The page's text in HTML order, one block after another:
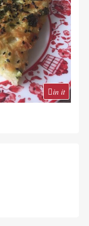
in it